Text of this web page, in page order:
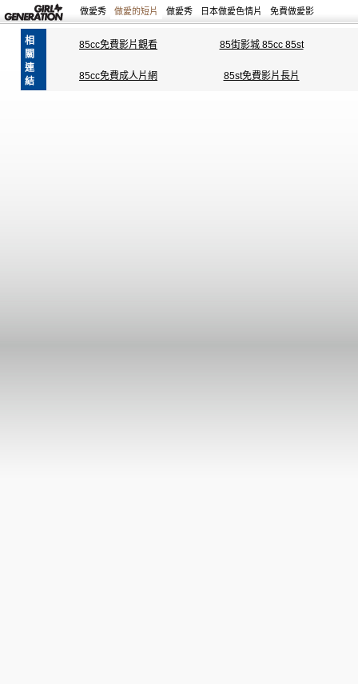
做愛秀 做愛的短片 做愛秀 日本做愛色情片 免費做愛影
相
關
連
結
85cc免費影片觀看 85街影城 85cc 85st
85cc免費成人片網 85st免費影片長片